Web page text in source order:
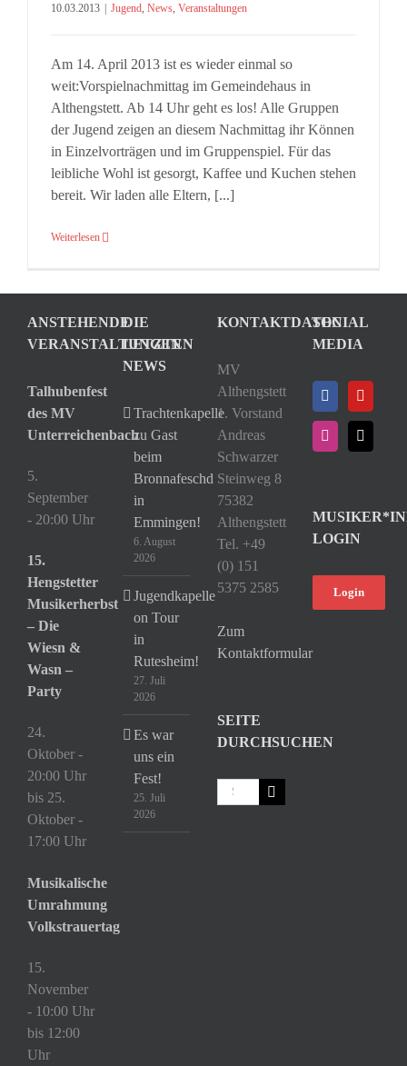
10.03.2013 | Jugend News Veranstaltungen
Am 14. April 2013 ist es wieder einmal so
weit:Vorspielnachmittag im Gemeindehaus in
Althengstett. Ab 14 Uhr geht es los! Alle Gruppen
der Jugend zeigen an diesem Nachmittag ihr Können
in Einzelvorträgen und im Gruppenspiel. Für das
leibliche Wohl ist gesorgt, Kaffee und Kuchen stehen
bereit. Wir laden alle Eltern, [...]
Weiterlesen
ANSTEHENDE
VERANSTALTUNGEN
Talhubenfest
des MV
Unterreichenbach
5.
September
- 20:00 Uhr
15.
Hengstetter
Musikerherbst
– Die
Wiesn &
Wasn –
Party
24.
Oktober -
20:00 Uhr
bis 25.
Oktober -
17:00 Uhr
Musikalische
Umrahmung
Volkstrauertag
15.
November
- 10:00 Uhr
bis 12:00
Uhr
DIE
LETZTEN
NEWS
Trachtenkapelle
zu Gast
beim
Bronnafeschd
in
Emmingen!
6. August
2026
Jugendkapelle
on Tour
in
Rutesheim!
27. Juli
2026
Es war
uns ein
Fest!
25. Juli
2026
KONTAKTDATEN
MV
Althengstett
1. Vorstand
Andreas
Schwarzer
Steinweg 8
75382
Althengstett
Tel. +49
(0) 151
5375 2585
Zum
Kontaktformular
SEITE
DURCHSUCHEN
Suche
nach:
SOCIAL
MEDIA
LOGIN
Login